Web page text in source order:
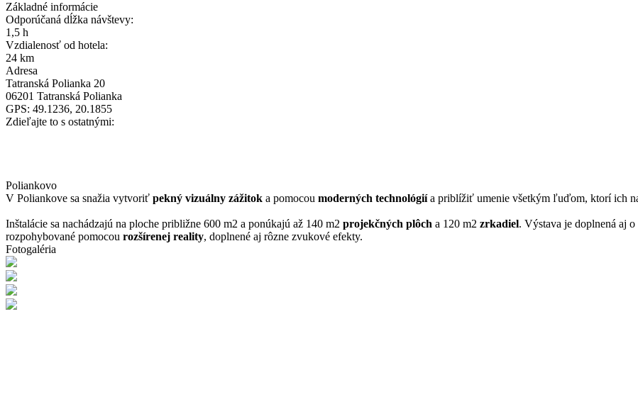
Základné informácie
Odporúčaná dĺžka návštevy:
1,5 h
Vzdialenosť od hotela:
24 km
Adresa
Tatranská Polianka 20
06201 Tatranská Polianka
GPS: 49.1236, 20.1855
Zdieľajte to s ostatnými:
Poliankovo
V Poliankove sa snažia vytvoriť pekný vizuálny zážitok a pomocou moderných technológiía priblížiť umenie všetkým ľuďom, ktorí ich
Inštalácie sa nachádzajú na ploche približne 600 m2 a ponúkajú až 140 m2 projekčných plôch a 120 m2 zrkadiel. Výstava je doplnená aj o
rozpohybované pomocou rozšírenej reality, doplnené aj rôzne zvukové efekty.
Fotogaléria